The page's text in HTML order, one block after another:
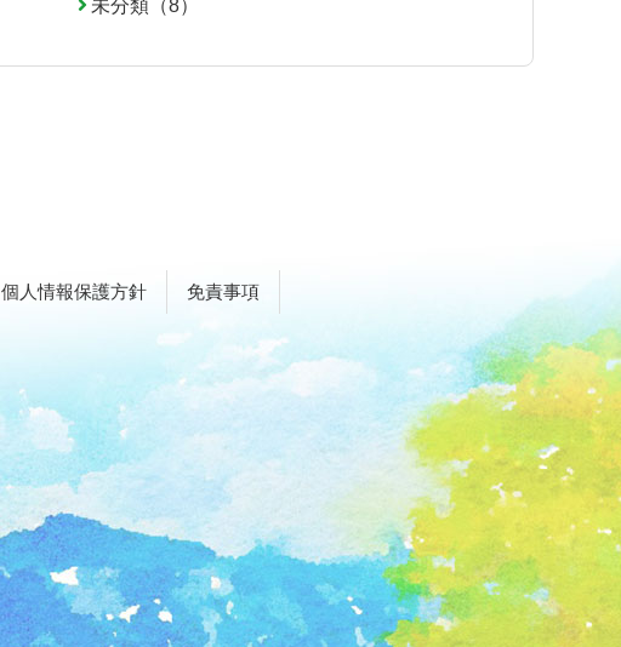
未分類（8）
個人情報保護方針 免責事項